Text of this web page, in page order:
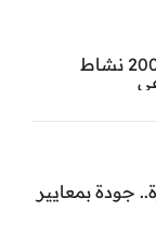
الفجيرة للإبداع: أكثر من 2000 نشاط
جودة بمعايير